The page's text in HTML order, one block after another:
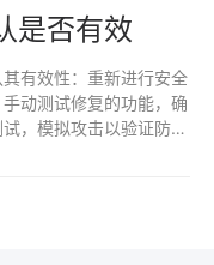
是否有效
有效性：重新进行安全
动测试修复的功能，确
，模拟攻击以验证防御